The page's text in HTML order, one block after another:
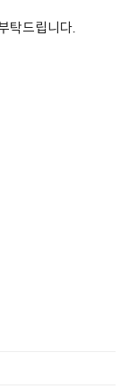
탁드립니다.